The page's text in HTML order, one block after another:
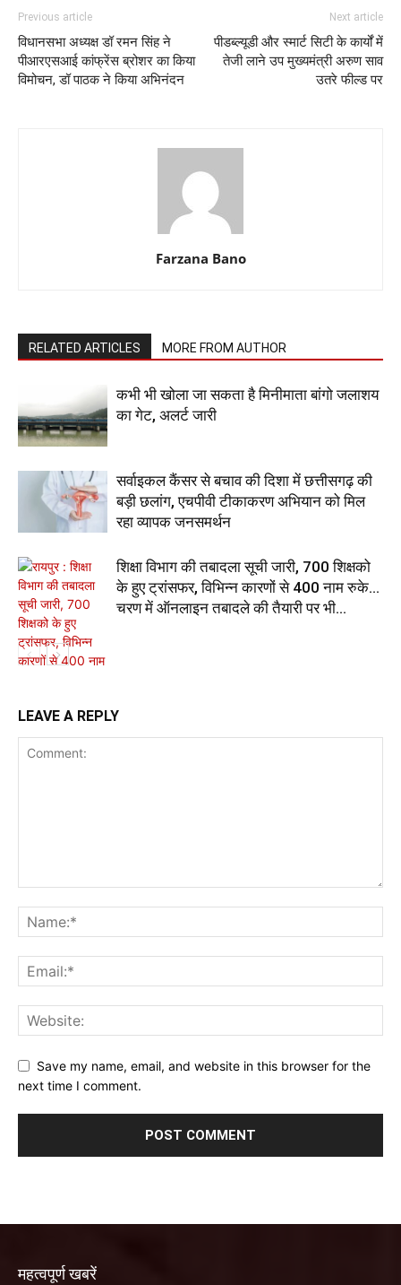
Previous article
विधानसभा अध्यक्ष डॉ रमन सिंह ने
पीआरएसआई कांफ्रेंस ब्रोशर का किया
विमोचन, डॉ पाठक ने किया अभिनंदन
Next article
पीडब्ल्यूडी और स्मार्ट सिटी के कार्यों में
तेजी लाने उप मुख्यमंत्री अरुण साव
उतरे फील्ड पर
Farzana Bano
RELATED ARTICLES MORE FROM AUTHOR
कभी भी खोला जा सकता है मिनीमाता बांगो जलाशय
का गेट, अलर्ट जारी
सर्वाइकल कैंसर से बचाव की दिशा में छत्तीसगढ़ की
बड़ी छलांग, एचपीवी टीकाकरण अभियान को मिल
रहा व्यापक जनसमर्थन
शिक्षा विभाग की तबादला सूची जारी, 700 शिक्षको
के हुए ट्रांसफर, विभिन्न कारणों से 400 नाम रुके…
चरण में ऑनलाइन तबादले की तैयारी पर भी...
LEAVE A REPLY
Save my name, email, and website in this browser for the
next time I comment.
महत्वपूर्ण खबरें